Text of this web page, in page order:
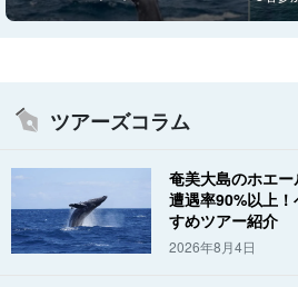
ツアーズコラム
奄美大島のホエー
遭遇率90%以上
すめツアー紹介
2026年8月4日